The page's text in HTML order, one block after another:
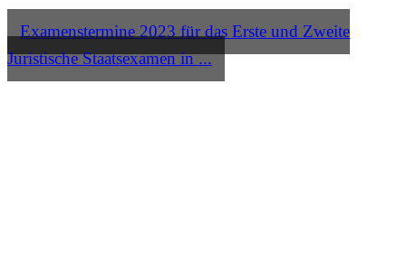
Examenstermine 2023 für das Erste und Zweite
Juristische Staatsexamen in ...